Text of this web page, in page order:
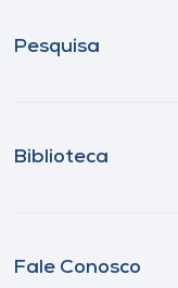
Pesquisa
Biblioteca
Fale Conosco